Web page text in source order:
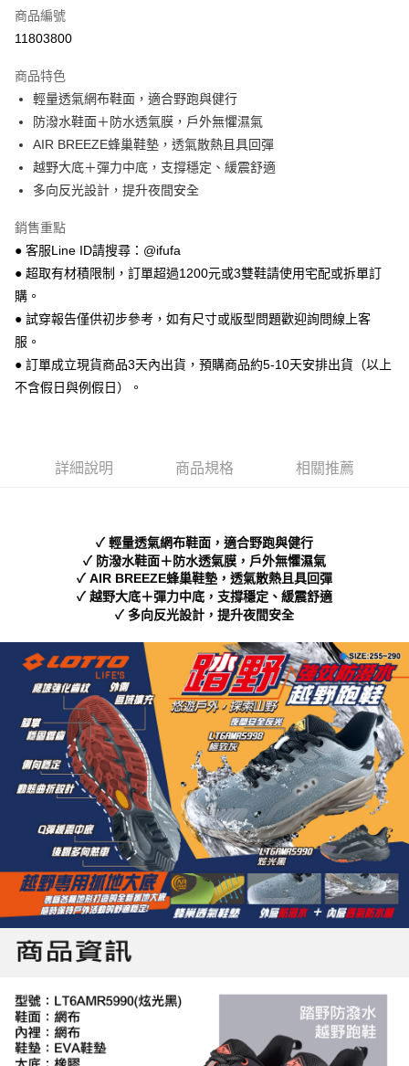
Apple Pay
悠遊付
Google Pay
全盈+PAY
AFTEE先享後付
【關於「AFTEE先享後付」】
AFTEE先享後付是「在收到商品之後才付款」的支付方式。 讓您購物簡單
１．簡單：不需註冊會員、不需綁卡、不需儲值。
２．便利：只要手機號碼，簡訊認證，即可結帳。
３．安心：先確認商品／服務後，再付款。
【「AFTEE先享後付」結帳流程】
１．於結帳方式選擇「AFTEE先享後付」後，將跳轉至「AFTEE先享後付」
２．訂單成立數日內，您將收到繳費通知簡訊。
購買商品的店家。未經商家同意取消之訂單仍視為有效，需透過AFTEE先享
後付繳納相關費用。
【注意事項】
１．透過由恩沛科技股份有限公司提供之「AFTEE先享後付」服務完成之交
易，需依本服務之必要範圍內提供個人資料，並將交易相關給付款項請求債
權轉讓予恩沛科技股份有限公司。
２．關於個人資料處理事宜，請瀏覽以下網址：
https://aftee.tw/terms/#terms3
３．未成年的使用者請事先徵得法定代理人或監護人之同意方可使用
「AFTEE先享後付」，若未經同意申辦者引起之損失，本公司不負相關責
任。
４．使用「AFTEE先享後付」時，將依據個別帳號之用戶狀況，依本公司即
時審查核予不同之上限額度；若仍有額度不足之情形，本公司將視審查結果
請求用戶進行身份認證。
５．嚴禁一人註冊多個帳號或使用他人資訊註冊。若發現惡意使用之情形，
恩沛科技股份有限公司將有權停止該用戶之使用額度並採取法律行動。
ATM付款
運送方式
全家 取貨付款
每筆NT$70，滿NT$999(含以上)免運費
付款後 全家取貨
每筆NT$70，滿NT$999(含以上)免運費
每筆NT$90，滿NT$999(含以上)免運費
商品編號
11803800
商品特色
輕量透氣網布鞋面，適合野跑與健行
防潑水鞋面＋防水透氣膜，戶外無懼濕氣
AIR BREEZE蜂巢鞋墊，透氣散熱且具回彈
越野大底＋彈力中底，支撐穩定、緩震舒適
多向反光設計，提升夜間安全
銷售重點
● 客服Line ID請搜尋：@ifufa
● 超取有材積限制，訂單超過1200元或3雙鞋請使用宅配或拆單訂
購。
● 試穿報告僅供初步參考，如有尺寸或版型問題歡迎詢問線上客
服。
● 訂單成立現貨商品3天內出貨，預購商品約5-10天安排出貨（以上
不含假日與例假日）。
詳細說明 商品規格 相關推薦
✓ 輕量透氣網布鞋面，適合野跑與健行
✓ 防潑水鞋面＋防水透氣膜，戶外無懼濕氣
✓ AIR BREEZE蜂巢鞋墊，透氣散熱且具回彈
✓ 越野大底＋彈力中底，支撐穩定、緩震舒適
✓ 多向反光設計，提升夜間安全